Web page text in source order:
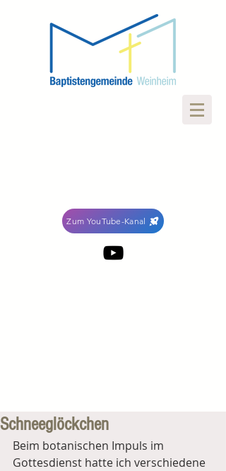
Zum YouTube-Kanal
Schneeglöckchen
Beim botanischen Impuls im
Gottesdienst hatte ich verschiedene